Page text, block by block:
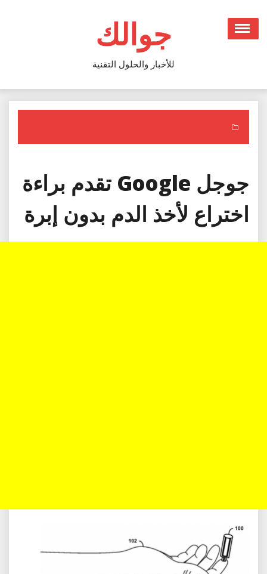
content
جوالك
للأخبار والحلول التقنية
جوجل Google تقدم براءة
اختراع لأخذ الدم بدون إبرة